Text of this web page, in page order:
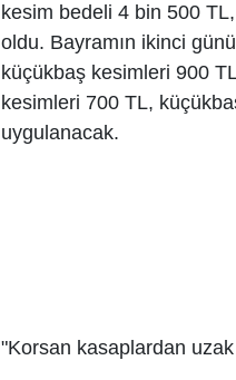
kesim bedeli 4 bin 500
oldu. Bayramın ikinci
küçükbaş kesimleri 900
kesimleri 700 TL,
uygulanacak.
"Korsan kasaplardan uzak